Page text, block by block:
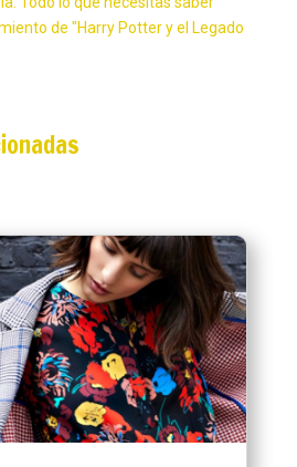
de "Harry Potter y el Legado